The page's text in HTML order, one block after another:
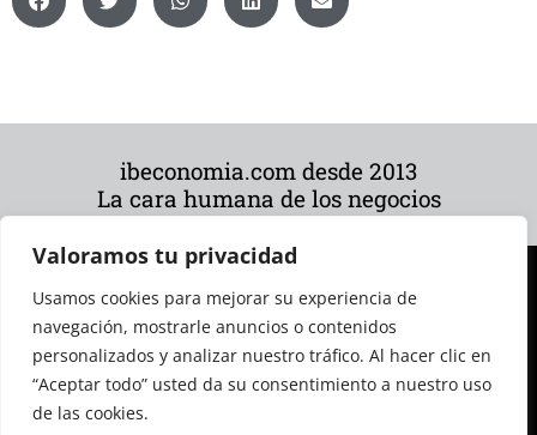
Valoramos tu privacidad
Usamos cookies para mejorar su experiencia de
navegación, mostrarle anuncios o contenidos
personalizados y analizar nuestro tráfico. Al hacer clic en
“Aceptar todo” usted da su consentimiento a nuestro uso
de las cookies.
ibeconomia.com desde 2013
La cara humana de los negocios